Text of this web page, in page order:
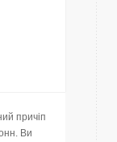
причіп
Ви